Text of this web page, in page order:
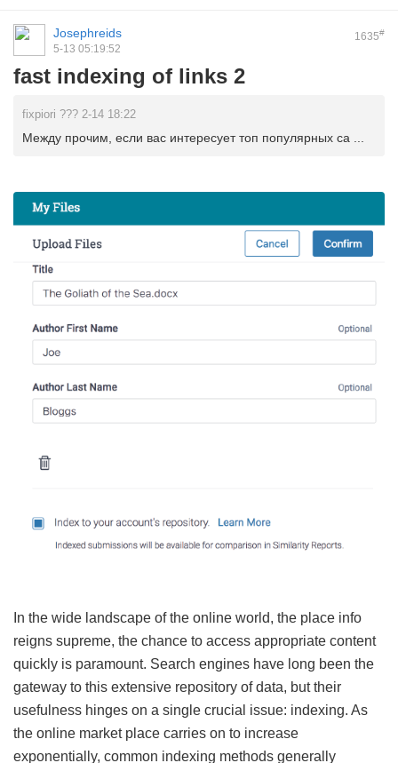
1635#
Josephreids
5-13 05:19:52
fast indexing of links 2
fixpiori ??? 2-14 18:22
Между прочим, если вас интересует топ популярных са ...
In the wide landscape of the online world, the place info
reigns supreme, the chance to access appropriate content
quickly is paramount. Search engines have long been the
gateway to this extensive repository of data, but their
usefulness hinges on a single crucial issue: indexing. As
the online market place carries on to increase
exponentially, common indexing methods generally